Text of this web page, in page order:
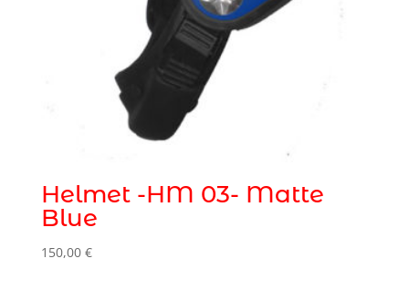
Helmet -HM 03- Matte
Blue
150,00 €